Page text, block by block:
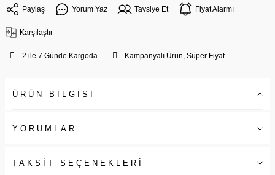
Paylaş Yorum Yaz Tavsiye Et Fiyat Alarmı
Karşılaştır
2 ile 7 Günde Kargoda Kampanyalı Ürün, Süper Fiyat
ÜRÜN BİLGİSİ
YORUMLAR
TAKSİT SEÇENEKLERİ